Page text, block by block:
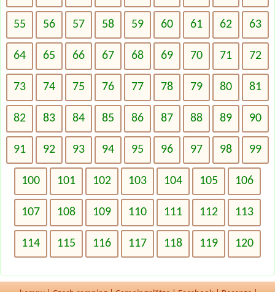
55 56 57 58 59 60 61 62 63
64 65 66 67 68 69 70 71 72
73 74 75 76 77 78 79 80 81
82 83 84 85 86 87 88 89 90
91 92 93 94 95 96 97 98 99
100 101 102 103 104 105 106
107 108 109 110 111 112 113
114 115 116 117 118 119 120